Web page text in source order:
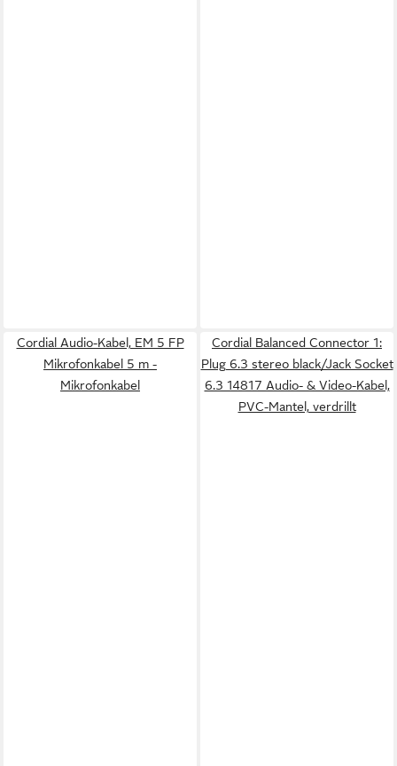
Cordial Audio-Kabel, EM 5 FP
Mikrofonkabel 5 m -
Mikrofonkabel
Cordial Balanced Connector 1:
Plug 6.3 stereo black/Jack Socket
6.3 14817 Audio- & Video-Kabel,
PVC-Mantel, verdrillt